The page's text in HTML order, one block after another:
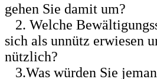
gehen Sie damit um?
2. Welche
sich als unnütz erwiesen
nützlich?
3.Was würden Sie